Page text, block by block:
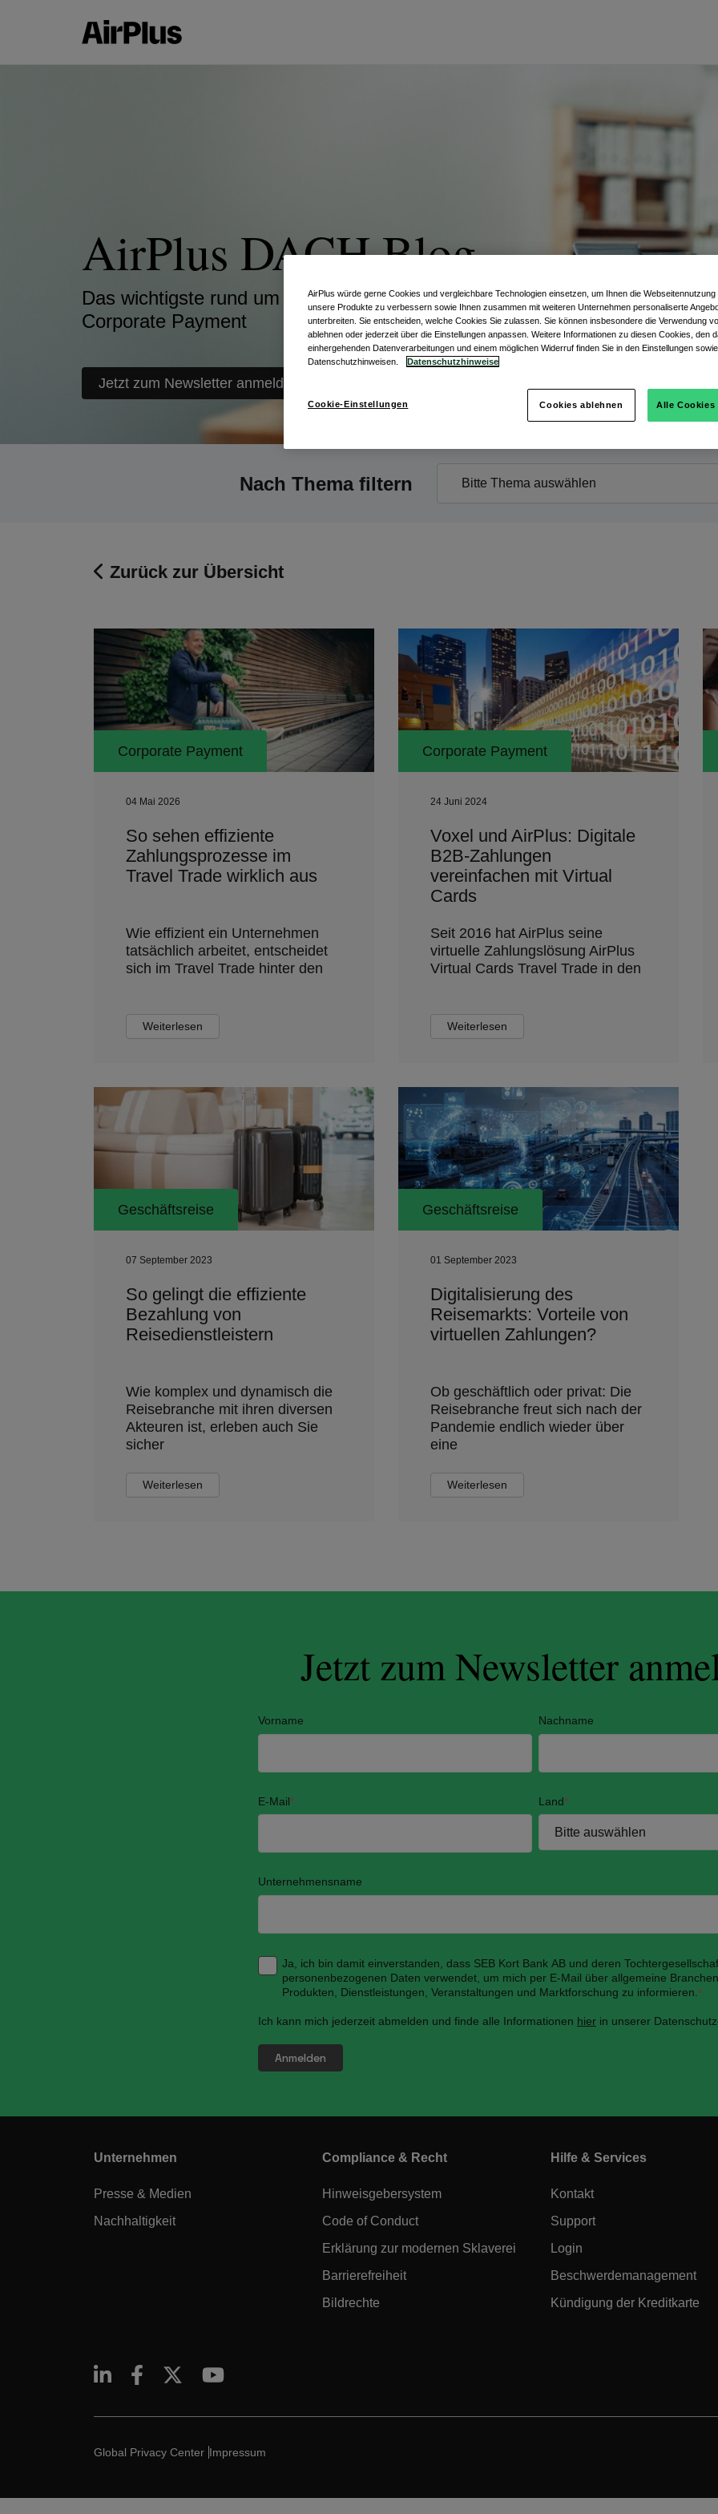
AirPlus DACH Blog
Das wichtigste rund um das Thema
Corporate Payment
Jetzt zum Newsletter anmelden
Nach Thema filtern
Zurück zur Übersicht
Corporate Payment
04 Mai 2026
So sehen effiziente
Zahlungsprozesse im
Travel Trade wirklich aus
Wie effizient ein Unternehmen
tatsächlich arbeitet, entscheidet
sich im Travel Trade hinter den
Weiterlesen
Corporate Payment
24 Juni 2024
Voxel und AirPlus: Digitale
B2B-Zahlungen
vereinfachen mit Virtual
Cards
Seit 2016 hat AirPlus seine
virtuelle Zahlungslösung AirPlus
Virtual Cards Travel Trade in den
Weiterlesen
Geschäftsreise
07 September 2023
So gelingt die effiziente
Bezahlung von
Reisedienstleistern
Wie komplex und dynamisch die
Reisebranche mit ihren diversen
Akteuren ist, erleben auch Sie
sicher
Weiterlesen
Geschäftsreise
01 September 2023
Digitalisierung des
Reisemarkts: Vorteile von
virtuellen Zahlungen?
Ob geschäftlich oder privat: Die
Reisebranche freut sich nach der
Pandemie endlich wieder über
eine
Weiterlesen
Jetzt zum Newsletter
Vorname Nachname
E-Mail* Land*
Unternehmensname
Ja, ich bin damit einverstanden, dass SEB Kort Bank AB und deren
personenbezogenen Daten verwendet, um mich per E-Mail über allgemeine
Produkten, Dienstleistungen, Veranstaltungen und Marktforschung zu informieren. *
Ich kann mich jederzeit abmelden und finde alle Informationen hier in unserer
Unternehmen
Presse & Medien
Nachhaltigkeit
Compliance & Recht
Hinweisgebersystem
Code of Conduct
Erklärung zur modernen Sklaverei
Barrierefreiheit
Bildrechte
Hilfe & Services
Kontakt
Support
Login
Beschwerdemanagement
Kündigung der Kreditkarte
Global Privacy Center Impressum
AirPlus würde gerne Cookies und vergleichbare Technologien einsetzen, um Ihnen die
unsere Produkte zu verbessern sowie Ihnen zusammen mit weiteren Unternehmen personaliserte
unterbreiten. Sie entscheiden, welche Cookies Sie zulassen. Sie können insbesondere die Verwendung
ablehnen oder jederzeit über die Einstellungen anpassen. Weitere Informationen zu diesen Cookies, den
einhergehenden Datenverarbeitungen und einem möglichen Widerruf finden Sie in den Einstellungen
Datenschutzhinweisen.
Datenschutzhinweise
Cookie-Einstellungen Cookies ablehnen Alle Cookies